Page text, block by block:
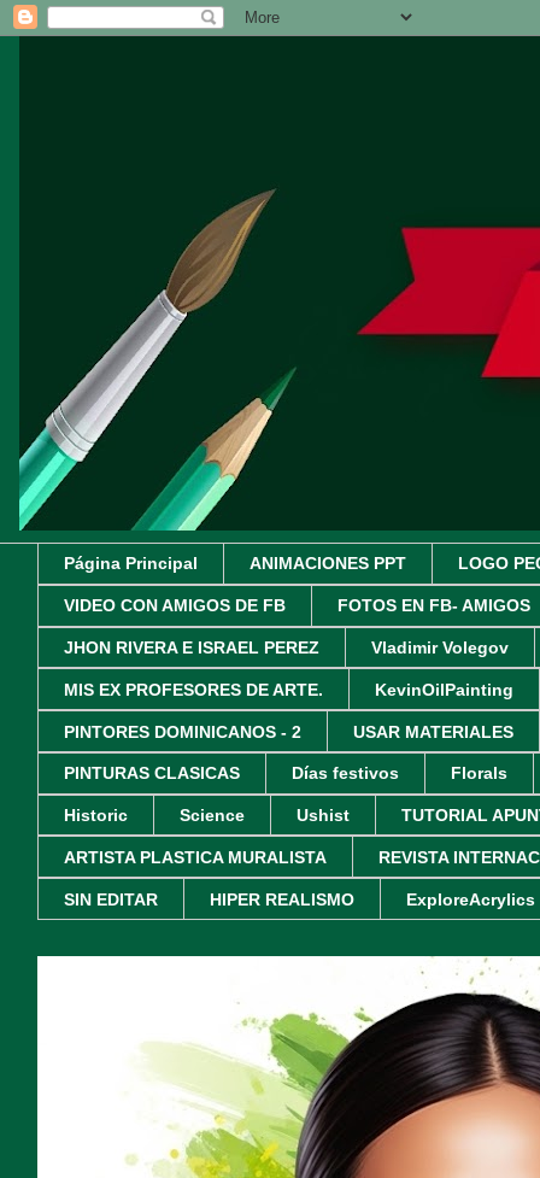
Página Principal ANIMACIONES PPT LOGO
VIDEO CON AMIGOS DE FB FOTOS EN FB- AMIGOS
JHON RIVERA E ISRAEL PEREZ Vladimir Volegov
MIS EX PROFESORES DE ARTE. KevinOilPainting
PINTORES DOMINICANOS - 2 USAR MATERIALES
PINTURAS CLASICAS Días festivos Florals
Historic Science Ushist TUTORIAL
ARTISTA PLASTICA MURALISTA REVISTA
SIN EDITAR HIPER REALISMO ExploreAcrylics